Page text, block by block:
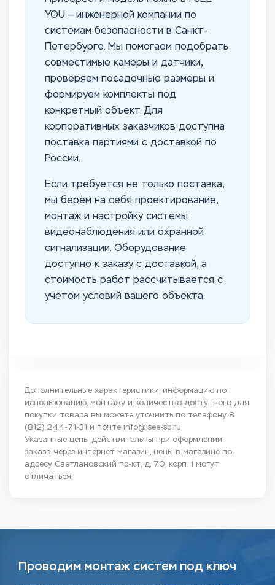
YOU — инженерной компании по
системам безопасности в Санкт-
Петербурге. Мы помогаем подобрать
совместимые камеры и датчики,
проверяем посадочные размеры и
формируем комплекты под
конкретный объект. Для
корпоративных заказчиков доступна
поставка партиями с доставкой по
России.
Если требуется не только поставка,
мы берём на себя проектирование,
монтаж и настройку системы
видеонаблюдения или охранной
сигнализации. Оборудование
доступно к заказу с доставкой, а
стоимость работ рассчитывается с
учётом условий вашего объекта.
Дополнительные характеристики, информацию по
использованию, монтажу и количество доступного для
покупки товара вы можете уточнить по телефону 8
(812) 244-71-31 и почте info@isee-sb.ru
Указанные цены действительны при оформлении
заказа через интернет магазин, цены в магазине по
адресу Светлановский пр-кт, д. 70, корп. 1 могут
отличаться.
Проводим монтаж систем под ключ